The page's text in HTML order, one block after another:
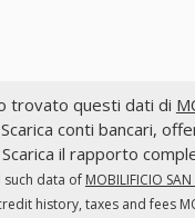
trovato questi dati di
conti bancari,
Scarica il rapporto
such data of MOBILIFICIO
history, taxes and fees